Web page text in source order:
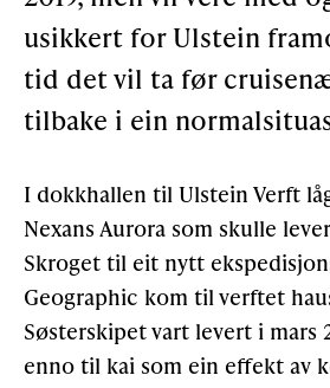
usikkert for Ulstein
tid det vil ta før
tilbake i ein
I dokkhallen til Ulstein Verft
Nexans Aurora som skulle
Skroget til eit nytt
Geographic kom til verftet
Søsterskipet vart levert i mars
enno til kai som ein effekt av